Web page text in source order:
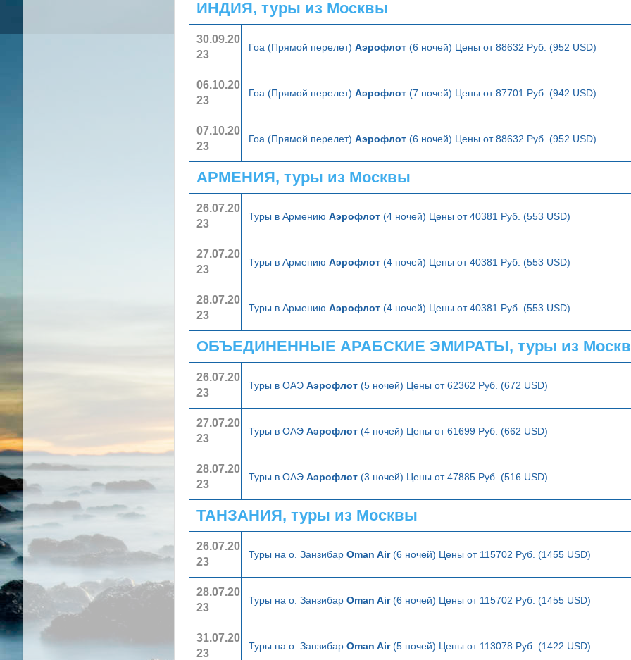
ИНДИЯ, туры из Москвы
30.09.20
23
Гоа (Прямой перелет) Аэрофлот (6 ночей) Цены от 88632 Руб. (952 USD)
06.10.20
23
Гоа (Прямой перелет) Аэрофлот (7 ночей) Цены от 87701 Руб. (942 USD)
07.10.20
23
Гоа (Прямой перелет) Аэрофлот (6 ночей) Цены от 88632 Руб. (952 USD)
АРМЕНИЯ, туры из Москвы
26.07.20
23
Туры в Армению Аэрофлот (4 ночей) Цены от 40381 Руб. (553 USD)
27.07.20
23
Туры в Армению Аэрофлот (4 ночей) Цены от 40381 Руб. (553 USD)
28.07.20
23
Туры в Армению Аэрофлот (4 ночей) Цены от 40381 Руб. (553 USD)
ОБЪЕДИНЕННЫЕ АРАБСКИЕ ЭМИРАТЫ, туры из
26.07.20
23
Туры в ОАЭ Аэрофлот (5 ночей) Цены от 62362 Руб. (672 USD)
27.07.20
23
Туры в ОАЭ Аэрофлот (4 ночей) Цены от 61699 Руб. (662 USD)
28.07.20
23
Туры в ОАЭ Аэрофлот (3 ночей) Цены от 47885 Руб. (516 USD)
ТАНЗАНИЯ, туры из Москвы
26.07.20
23
Туры на о. Занзибар Oman Air(6 ночей) Цены от 115702 Руб. (1455 USD)
28.07.20
23
Туры на о. Занзибар Oman Air(6 ночей) Цены от 115702 Руб. (1455 USD)
31.07.20
23
Туры на о. Занзибар Oman Air(5 ночей) Цены от 113078 Руб. (1422 USD)